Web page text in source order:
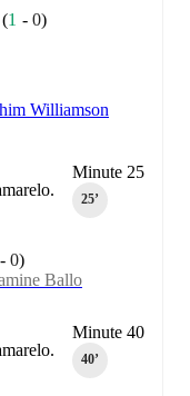
(1 -0)
Williamson
Minute 25
25‎’‎
-0)
Ballo
Minute 40
40‎’‎